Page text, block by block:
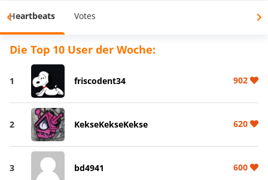
Heartbeats Votes
Die Top 10 User der Woche:
1 friscodent34 902
2 KekseKekseKekse 620
3 bd4941 600